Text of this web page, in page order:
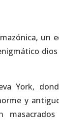
un
York,
y